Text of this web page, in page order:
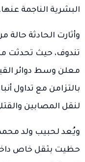
البشرية الناجمة عنها.
وأثارت الحادثة حالة
تندوف، حيث تحدثت
معلن وسط دوائر
بالتزامن مع تداول
لنقل المصابين
ويُعد لحبيب ولد
حظيت بثقل خاص داخل